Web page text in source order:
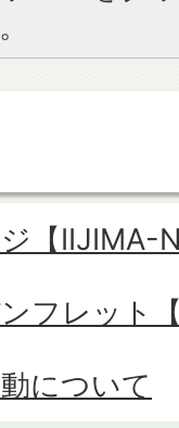
【IIJIMA-
フレット
について